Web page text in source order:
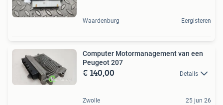
Waardenburg Eergisteren
Computer Motormanagement van een
Peugeot 207
€ 140,00 Details
Zwolle 25 jun 26